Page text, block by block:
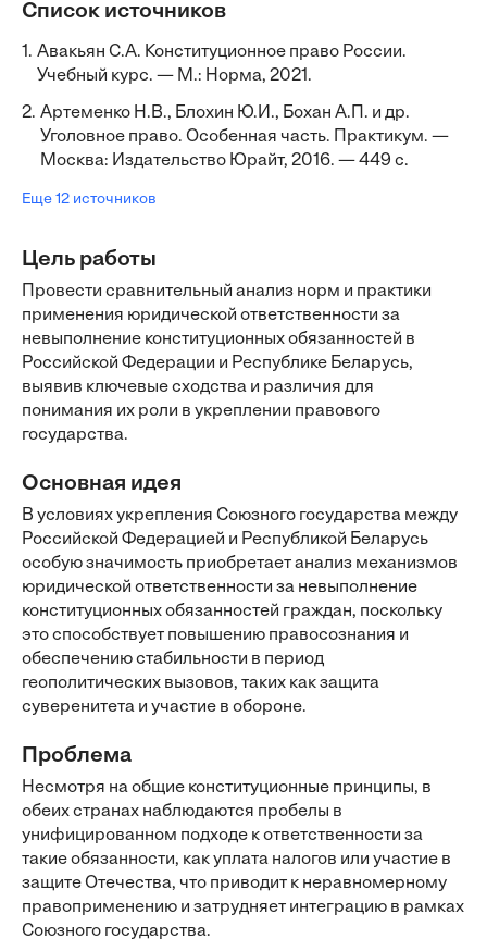
Список источников
1. Авакьян С.А. Конституционное право России.
Учебный курс. — М.: Норма, 2021.
2. Артеменко Н.В., Блохин Ю.И., Бохан А.П. и др.
Уголовное право. Особенная часть. Практикум. —
Москва: Издательство Юрайт, 2016. — 449 с.
Еще 12 источников
Цель работы
Провести сравнительный анализ норм и практики
применения юридической ответственности за
невыполнение конституционных обязанностей в
Российской Федерации и Республике Беларусь,
выявив ключевые сходства и различия для
понимания их роли в укреплении правового
государства.
Основная идея
В условиях укрепления Союзного государства между
Российской Федерацией и Республикой Беларусь
особую значимость приобретает анализ механизмов
юридической ответственности за невыполнение
конституционных обязанностей граждан, поскольку
это способствует повышению правосознания и
обеспечению стабильности в период
геополитических вызовов, таких как защита
суверенитета и участие в обороне.
Проблема
Несмотря на общие конституционные принципы, в
обеих странах наблюдаются пробелы в
унифицированном подходе к ответственности за
такие обязанности, как уплата налогов или участие в
защите Отечества, что приводит к неравномерному
правоприменению и затрудняет интеграцию в рамках
Союзного государства.